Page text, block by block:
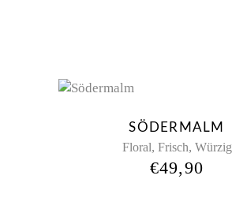
SÖDERMALM
Floral, Frisch, Würzig
€49,90